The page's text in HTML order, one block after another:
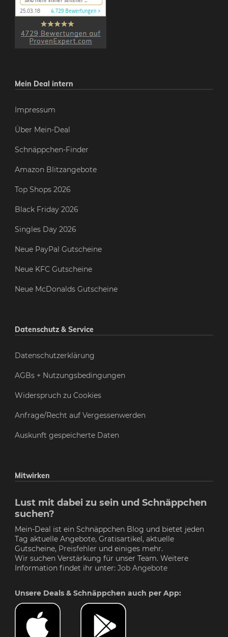
Mein Deal intern
Impressum
Über Mein-Deal
Schnäppchen-Finder
Amazon Blitzangebote
Top Shops 2026
Black Friday 2026
Singles Day 2026
Neue PayPal Gutscheine
Neue KFC Gutscheine
Neue McDonalds Gutscheine
Datenschutz & Service
Datenschutzerklärung
AGBs + Nutzungsbedingungen
Widerspruch zu Cookies
Anfrage/Recht auf Vergessenwerden
Auskunft gespeicherte Daten
Mitwirken
Lust mit dabei zu sein und Schnäppchen
suchen?
Mein-Deal ist ein Schnäppchen Blog und bietet jeden
Tag aktuelle Angebote, Gratisartikel, aktuelle
Gutscheine, Preisfehler und einiges mehr.
Wir suchen Verstärkung für unser Team. Weitere
Information findet ihr unter: Job Angebote
Unsere Deals & Schnäppchen auch per App: